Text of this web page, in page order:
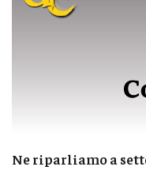
Ne riparliamo a